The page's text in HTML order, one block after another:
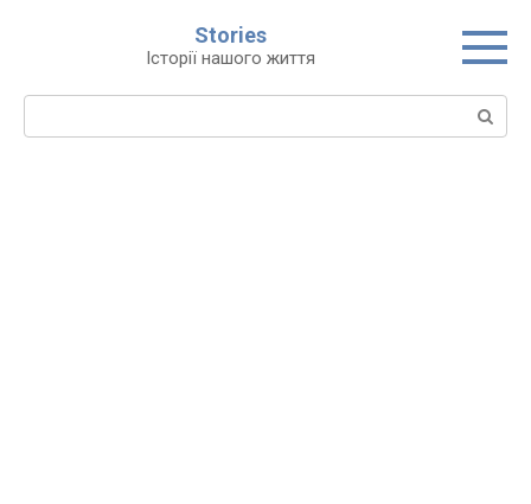
Stories
Історії нашого життя
Пошук: